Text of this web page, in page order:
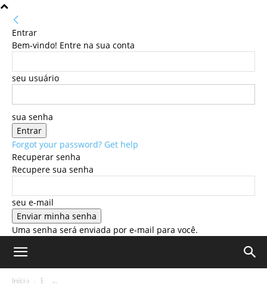
Entrar
Bem-vindo! Entre na sua conta
seu usuário
sua senha
Forgot your password? Get help
Recuperar senha
Recupere sua senha
seu e-mail
Uma senha será enviada por e-mail para você.
Início Bahia